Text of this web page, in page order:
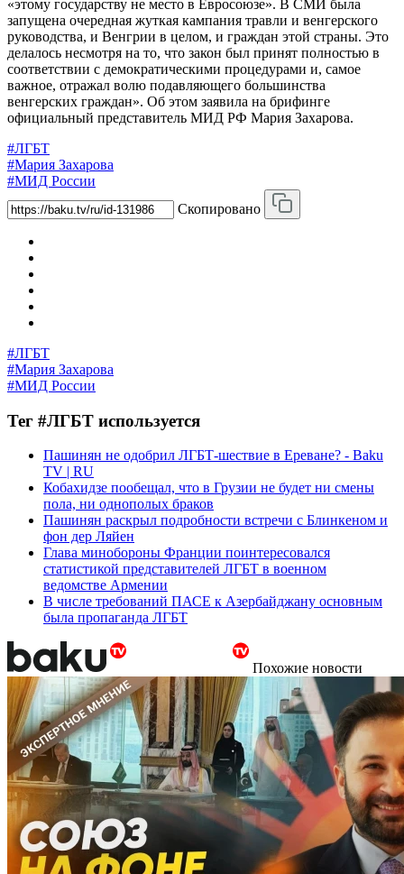
«этому государству не место в Евросоюзе». В СМИ была
запущена очередная жуткая кампания травли и венгерского
руководства, и Венгрии в целом, и граждан этой страны. Это
делалось несмотря на то, что закон был принят полностью в
соответствии с демократическими процедурами и, самое
важное, отражал волю подавляющего большинства
венгерских граждан». Об этом заявила на брифинге
официальный представитель МИД РФ Мария Захарова.
#ЛГБТ
#Мария Захарова
#МИД России
Скопировано
#ЛГБТ
#Мария Захарова
#МИД России
Тег #ЛГБТ используется
Пашинян не одобрил ЛГБТ-шествие в Ереване? - Baku
TV | RU
Кобахидзе пообещал, что в Грузии не будет ни смены
пола, ни однополых браков
Пашинян раскрыл подробности встречи с Блинкеном и
фон дер Ляйен
Глава минобороны Франции поинтересовался
статистикой представителей ЛГБТ в военном
ведомстве Армении
В числе требований ПАСЕ к Азербайджану основным
была пропаганда ЛГБТ
Похожие новости